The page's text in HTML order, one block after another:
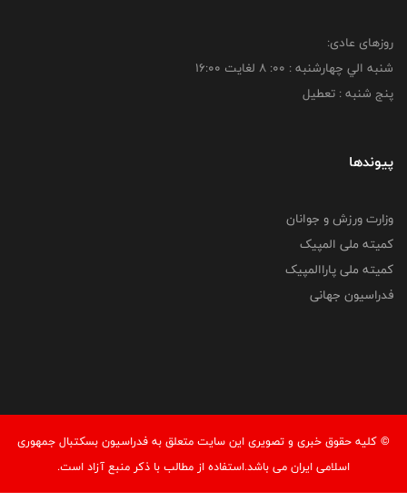
روزهای عادی:
شنبه الي چهارشنبه : 00: 8 لغايت 16:00
پنج شنبه : تعطیل
پیوندها
وزارت ورزش و جوانان
کمیته ملی المپیک
کمیته ملی پاراالمپیک
فدراسیون جهانی
© کليه حقوق خبری و تصويری اين سايت متعلق به فدراسیون بسکتبال جمهوری
اسلامی ایران می باشد.استفاده از مطالب با ذكر منبع آزاد است.